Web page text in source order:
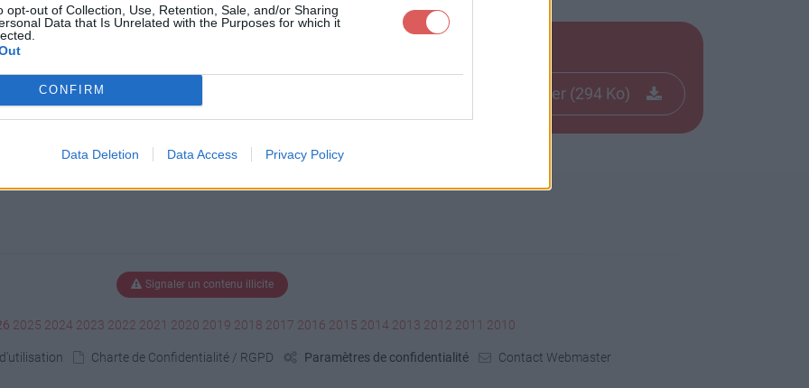
opt-out of Collection, Use, Retention, Sale, and/or Sharing
Data that Is Unrelated with the Purposes for which it
CONFIRM
Data Deletion Data Access Privacy Policy
0166.jpg
Télécharger le fichier (294 Ko)
Signaler un contenu illicite
2025 2024 2023 2022 2021 2020 2019 2018 2017 2016 2015 2014 2013 2012 2011 2010
Charte de Confidentialité / RGPD Paramètres de confidentialité Contact Webmaster